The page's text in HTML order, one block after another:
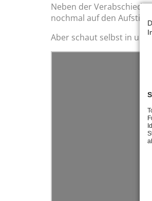
Neben der
nochmal auf den
Aber schaut selbst in